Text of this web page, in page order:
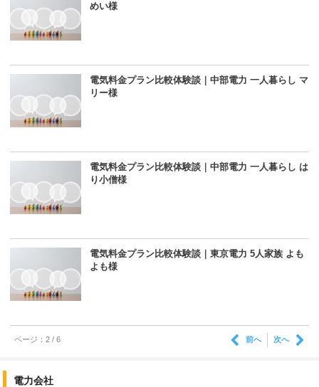
めい様
電気料金プラン比較体験談｜中部電力 一人暮らし マ
リー様
電気料金プラン比較体験談｜中部電力 一人暮らし は
り小僧様
電気料金プラン比較体験談｜東京電力 5人家族 よも
よも様
ページ：2 / 6 前へ 次へ
電力会社